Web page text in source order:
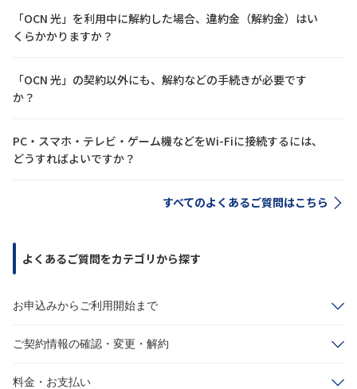
「OCN 光」を利用中に解約した場合、違約金（解約金）はい
くらかかりますか？
「OCN 光」の契約以外にも、解約などの手続きが必要です
か？
PC・スマホ・テレビ・ゲーム機などをWi-Fiに接続するには、
どうすればよいですか？
すべてのよくあるご質問はこちら
よくあるご質問をカテゴリから探す
お申込みからご利用開始まで
ご契約情報の確認・変更・解約
料金・お支払い